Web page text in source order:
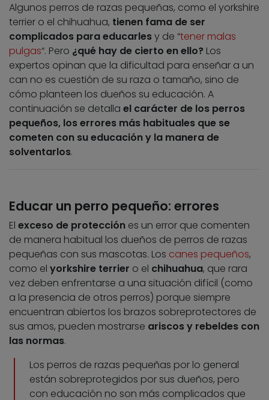
Algunos perros de razas pequeñas, como el yorkshire
terrier o el chihuahua, tienen fama de ser
complicados para educarlesy de “tener malas
pulgas“. Pero ¿qué hay de cierto en ello? Los
expertos opinan que la dificultad para enseñar a un
can no es cuestión de su raza o tamaño, sino de
cómo planteen los dueños su educación. A
continuación se detalla el carácter de los perros
pequeños, los errores más habituales que se
cometen con su educación y la manera de
solventarlos.
Educar un perro pequeño: errores
El exceso de protección es un error que comenten
de manera habitual los dueños de perros de razas
pequeñas con sus mascotas. Los canes pequeños,
como el yorkshire terrier o el chihuahua, que rara
vez deben enfrentarse a una situación difícil (como
a la presencia de otros perros) porque siempre
encuentran abiertos los brazos sobreprotectores de
sus amos, pueden mostrarse ariscos y rebeldes con
las normas.
Los perros de razas pequeñas por lo general
están sobreprotegidos por sus dueños, pero
con educación no son más complicados que